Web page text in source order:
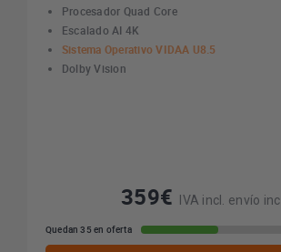
Procesador Quad Core
Escalado AI 4K
Sistema Operativo VIDAA U8.5
Dolby Vision
359€ IVA incl. envío incl.
Quedan 35 en oferta